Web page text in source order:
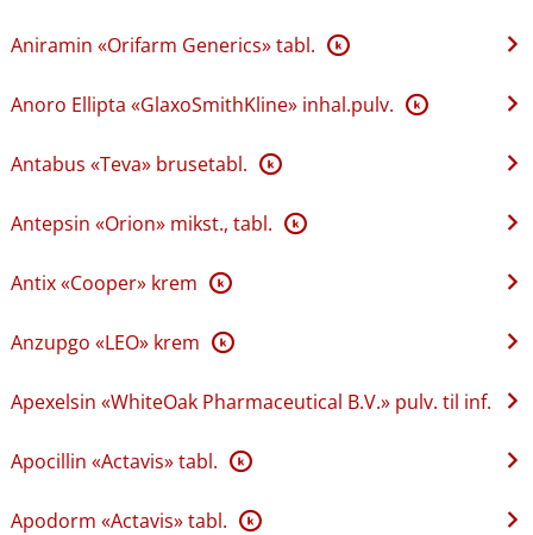
Aniramin «Orifarm Generics» tabl. K
Anoro Ellipta «GlaxoSmithKline» inhal.pulv. K
Antabus «Teva» brusetabl. K
Antepsin «Orion» mikst., tabl. K
Antix «Cooper» krem K
Anzupgo «LEO» krem K
Apexelsin «WhiteOak Pharmaceutical B.V.» pulv. til inf.
Apocillin «Actavis» tabl. K
Apodorm «Actavis» tabl. K